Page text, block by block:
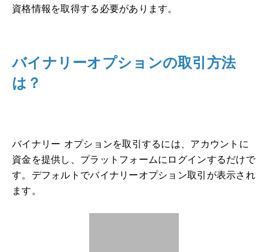
資格情報を取得する必要があります。
バイナリーオプションの取引方法
は？
バイナリー オプションを取引するには、アカウントに
資金を提供し、プラットフォームにログインするだけで
す。 デフォルトでバイナリーオプション取引が表示され
ます。